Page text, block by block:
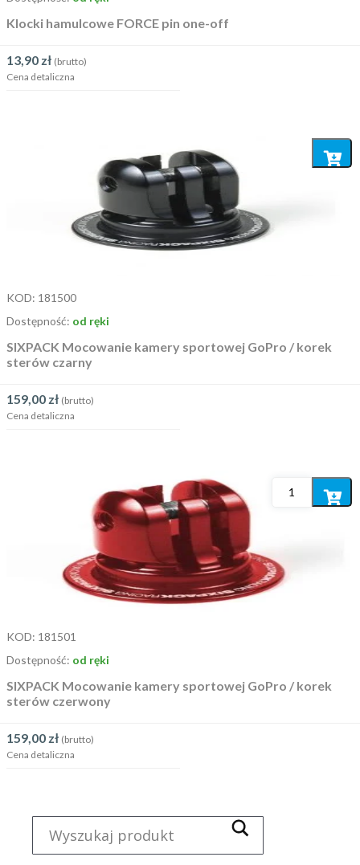
Klocki hamulcowe FORCE pin one-off
13,90 zł (brutto)
Cena detaliczna
KOD: 181500
Dostępność: od ręki
SIXPACK Mocowanie kamery sportowej GoPro / korek
sterów czarny
159,00 zł (brutto)
Cena detaliczna
Dodaj
KOD: 181501
Dostępność: od ręki
SIXPACK Mocowanie kamery sportowej GoPro / korek
sterów czerwony
159,00 zł (brutto)
Cena detaliczna
Dodaj